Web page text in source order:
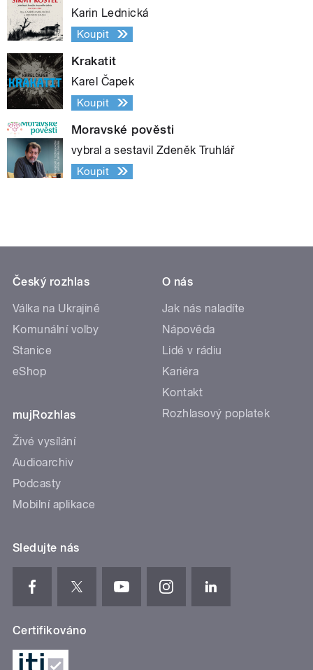
Karin Lednická
Koupit
Krakatit
Karel Čapek
Koupit
Moravské pověsti
vybral a sestavil Zdeněk Truhlář
Koupit
Český rozhlas
Válka na Ukrajině
Komunální volby
Stanice
eShop
mujRozhlas
Živé vysílání
Audioarchiv
Podcasty
Mobilní aplikace
O nás
Jak nás naladíte
Nápověda
Lidé v rádiu
Kariéra
Kontakt
Rozhlasový poplatek
Sledujte nás
Certifikováno